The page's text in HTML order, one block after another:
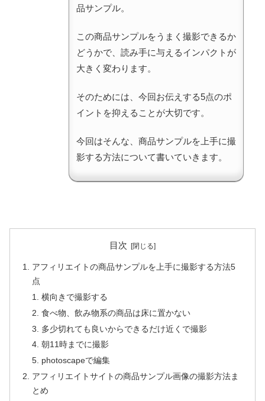
品サンプル。
この商品サンプルをうまく撮影できるか
どうかで、読み手に与えるインパクトが
大きく変わります。
そのためには、今回お伝えする5点のポ
イントを抑えることが大切です。
今回はそんな、商品サンプルを上手に撮
影する方法について書いていきます。
目次
アフィリエイトの商品サンプルを上手に撮影する方法5
点
横向きで撮影する
食べ物、飲み物系の商品は床に置かない
多少切れても良いからできるだけ近くで撮影
朝11時までに撮影
photoscapeで編集
アフィリエイトサイトの商品サンプル画像の撮影方法ま
とめ